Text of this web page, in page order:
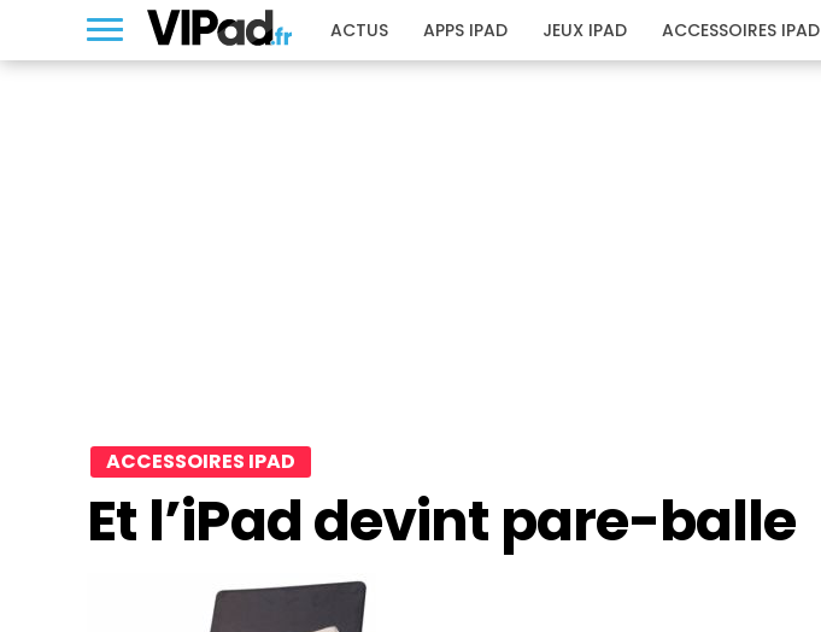
ACTUS APPS IPAD JEUX IPAD ACCESSOIRES IPAD
ACCESSOIRES IPAD
Et l’iPad devint pare-balle